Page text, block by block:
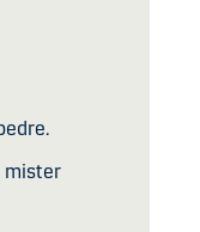
mister